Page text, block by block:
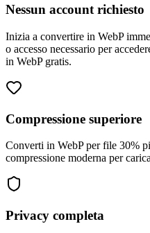
Nessun account richiesto
Inizia a convertire in WebP
o accesso necessario per
in WebP gratis.
Compressione superiore
Converti in WebP per file 30%
compressione moderna per
Privacy completa